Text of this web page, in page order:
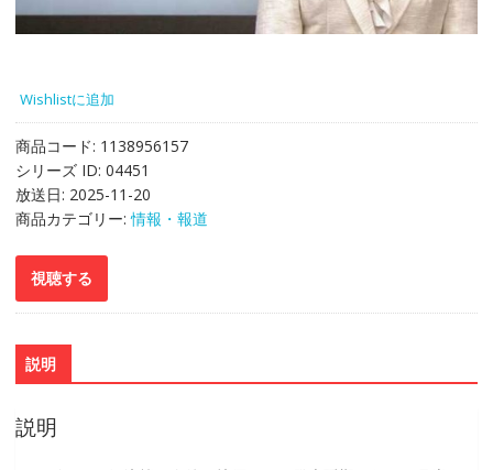
Wishlistに追加
商品コード: 1138956157
シリーズ ID: 04451
放送日: 2025-11-20
商品カテゴリー:情報・報道
説明
説明